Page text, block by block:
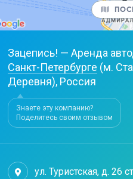
Зацепись! — Аренда
Санкт-Петербурге (м.
Деревня), Россия
Знаете эту компанию?
Поделитесь своим отзывом
ул. Туристская, д. 26